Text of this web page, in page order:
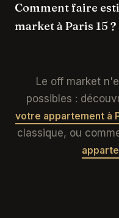
Comment faire
market à Paris 15 ?
Le off market
possibles :
votre appartement à
classique, ou